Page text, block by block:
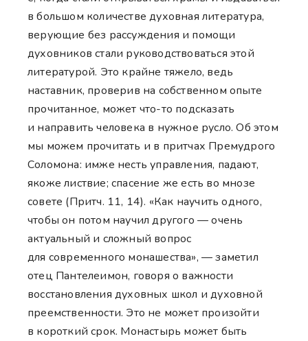
в большом количестве духовная литература,
верующие без рассуждения и помощи
духовников стали руководствоваться этой
литературой. Это крайне тяжело, ведь
наставник, проверив на собственном опыте
прочитанное, может что-то подсказать
и направить человека в нужное русло. Об этом
мы можем прочитать и в притчах Премудрого
Соломона: имже несть управления, падают,
якоже листвие; спасение же есть во мнозе
совете (Притч. 11, 14). «Как научить одного,
чтобы он потом научил другого — очень
актуальный и сложный вопрос
для современного монашества», — заметил
отец Пантелеимон, говоря о важности
восстановления духовных школ и духовной
преемственности. Это не может произойти
в короткий срок. Монастырь может быть